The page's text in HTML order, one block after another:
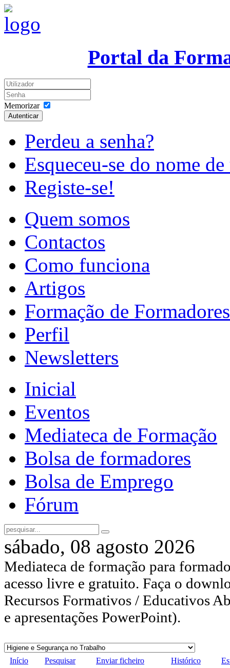
Portal da
Memorizar
Autenticar
Perdeu a senha?
Esqueceu-se do nome
Registe-se!
Quem somos
Contactos
Como funciona
Artigos
Formação de Formadores
Perfil
Newsletters
Inicial
Eventos
Mediateca de Formação
Bolsa de formadores
Bolsa de Emprego
Fórum
sábado, 08 agosto 2026
Mediateca de formação para
acesso livre e gratuito. Faça o
Recursos Formativos / Educativos
e apresentações PowerPoint).
Início Pesquisar Enviar ficheiro Histórico